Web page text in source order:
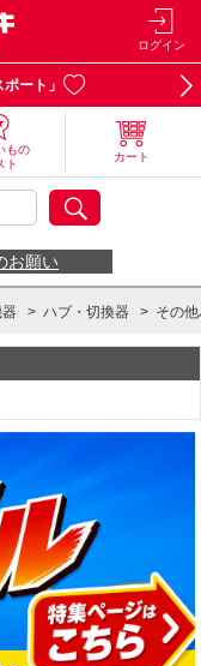
ログイン
ート」
もの
ト
カート
お願い
> ハブ・切換器 > その